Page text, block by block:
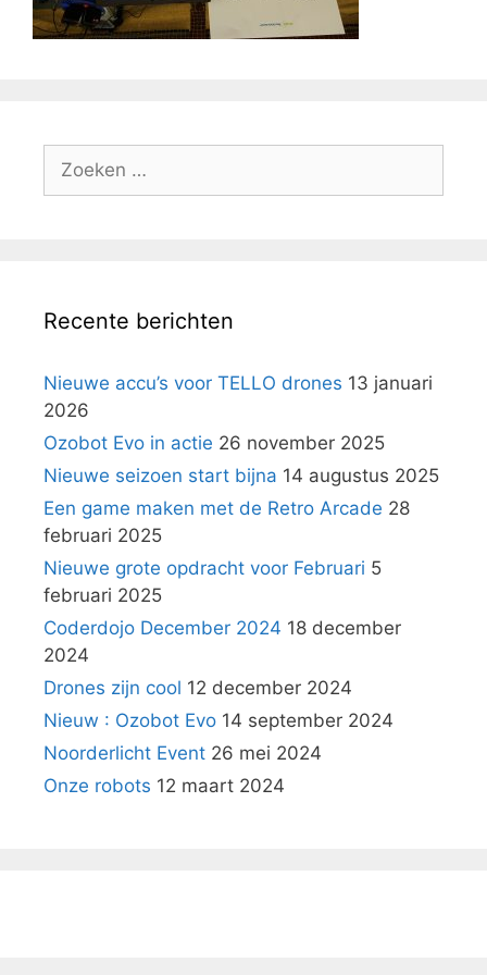
naar:
Recente berichten
Nieuwe accu’s voor TELLO drones 13 januari
2026
Ozobot Evo in actie 26 november 2025
Nieuwe seizoen start bijna 14 augustus 2025
Een game maken met de Retro Arcade 28
februari 2025
Nieuwe grote opdracht voor Februari 5
februari 2025
Coderdojo December 2024 18 december
2024
Drones zijn cool 12 december 2024
Nieuw : Ozobot Evo 14 september 2024
Noorderlicht Event 26 mei 2024
Onze robots 12 maart 2024